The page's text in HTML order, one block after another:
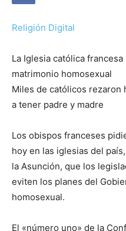
Religión Digital
La Iglesia católica
matrimonio homosexual
Miles de católicos rezaron
a tener padre y madre
Los obispos franceses
hoy en las iglesias del
la Asunción, que los
eviten los planes del
homosexual.
El «número uno» de la